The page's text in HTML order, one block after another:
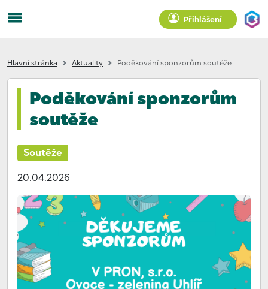
Přihlášení
Hlavní stránka Aktuality Poděkování sponzorům soutěže
Poděkování sponzorům
soutěže
Soutěže
20.04.2026